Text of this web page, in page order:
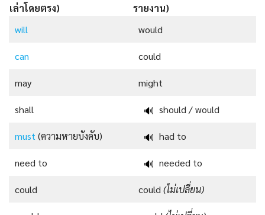
เล่าโดยตรง)
รายงาน)
will
would
can could
may might
shall 🔊 should / would
must (ความหายบังคับ) 🔊 had to
need to 🔊 needed to
could could (ไม่เปลี่ยน)